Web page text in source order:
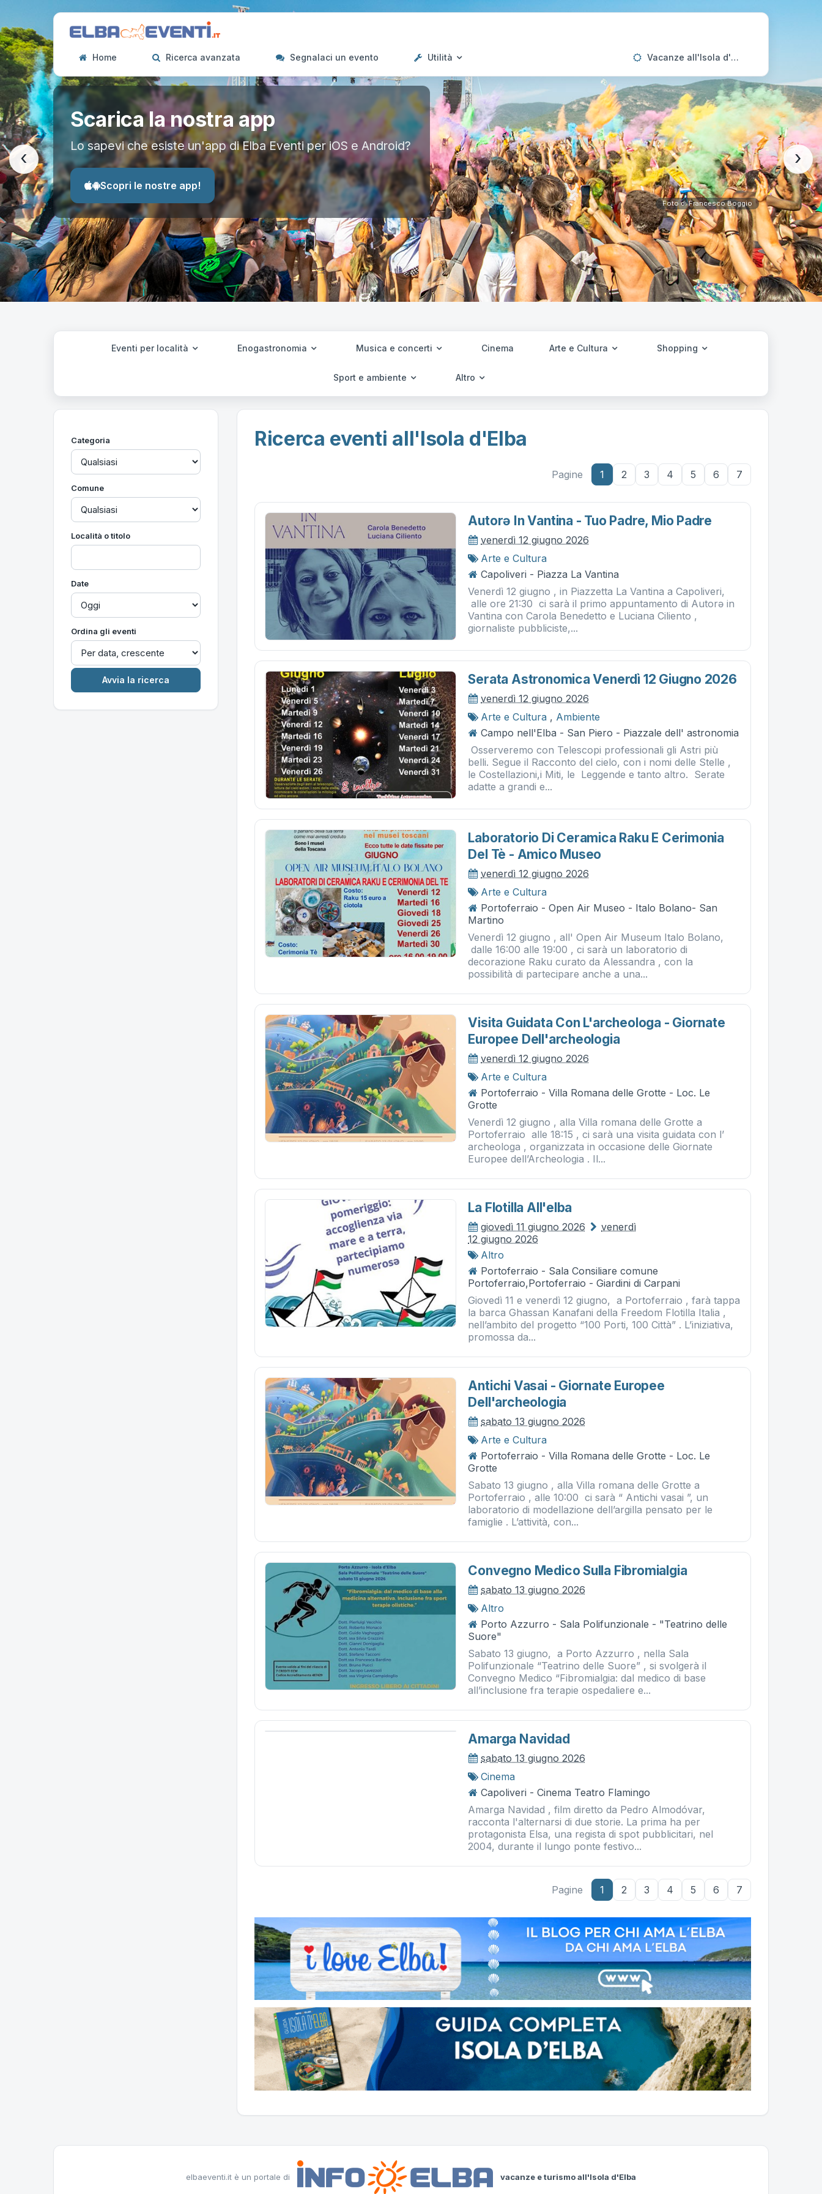
Home Ricerca avanzata Segnalaci un evento Utilità Vacanze all'Isola d'Elba
Scarica la nostra app
Lo sapevi che esiste un'app di Elba Eventi per iOS e Android?
Scopri le nostre app!
Foto di Francesco Boggio
‹ ›
Eventi per località Enogastronomia Musica e concerti Cinema Arte e Cultura Shopping
Sport e ambiente Altro
Categoria
Comune
Località o titolo
Date
Ordina gli eventi
Ricerca eventi all'Isola d'Elba
Pagine 1 2 3 4 5 6 7
Autorə In Vantina - Tuo Padre, Mio Padre
venerdì 12 giugno 2026
Arte e Cultura
Capoliveri - Piazza La Vantina
Venerdì 12 giugno , in Piazzetta La Vantina a Capoliveri,
alle ore 21:30 ci sarà il primo appuntamento di Autorə in
Vantina con Carola Benedetto e Luciana Ciliento ,
giornaliste pubbliciste,...
Serata Astronomica Venerdì 12 Giugno 2026
venerdì 12 giugno 2026
Arte e Cultura , Ambiente
Campo nell'Elba - San Piero - Piazzale dell' astronomia
Osserveremo con Telescopi professionali gli Astri più
belli. Segue il Racconto del cielo, con i nomi delle Stelle ,
le Costellazioni,i Miti, le Leggende e tanto altro. Serate
adatte a grandi e...
Laboratorio Di Ceramica Raku E Cerimonia
Del Tè - Amico Museo
venerdì 12 giugno 2026
Arte e Cultura
Portoferraio - Open Air Museo - Italo Bolano- San
Martino
Venerdì 12 giugno , all' Open Air Museum Italo Bolano,
dalle 16:00 alle 19:00 , ci sarà un laboratorio di
decorazione Raku curato da Alessandra , con la
possibilità di partecipare anche a una...
Visita Guidata Con L'archeologa - Giornate
Europee Dell'archeologia
venerdì 12 giugno 2026
Arte e Cultura
Portoferraio - Villa Romana delle Grotte - Loc. Le
Grotte
Venerdì 12 giugno , alla Villa romana delle Grotte a
Portoferraio alle 18:15 , ci sarà una visita guidata con l’
archeologa , organizzata in occasione delle Giornate
Europee dell’Archeologia . Il...
La Flotilla All'elba
giovedì 11 giugno 2026
venerdì
12 giugno 2026
Altro
Portoferraio - Sala Consiliare comune
Portoferraio,Portoferraio - Giardini di Carpani
Giovedì 11 e venerdì 12 giugno, a Portoferraio , farà tappa
la barca Ghassan Kanafani della Freedom Flotilla Italia ,
nell’ambito del progetto “100 Porti, 100 Città” . L’iniziativa,
promossa da...
Antichi Vasai - Giornate Europee
Dell'archeologia
sabato 13 giugno 2026
Arte e Cultura
Portoferraio - Villa Romana delle Grotte - Loc. Le
Grotte
Sabato 13 giugno , alla Villa romana delle Grotte a
Portoferraio , alle 10:00 ci sarà “ Antichi vasai ”, un
laboratorio di modellazione dell’argilla pensato per le
famiglie . L’attività, con...
Convegno Medico Sulla Fibromialgia
sabato 13 giugno 2026
Altro
Porto Azzurro - Sala Polifunzionale - "Teatrino delle
Suore"
Sabato 13 giugno, a Porto Azzurro , nella Sala
Polifunzionale “Teatrino delle Suore” , si svolgerà il
Convegno Medico “Fibromialgia: dal medico di base
all’inclusione fra terapie ospedaliere e...
Amarga Navidad
sabato 13 giugno 2026
Cinema
Capoliveri - Cinema Teatro Flamingo
Amarga Navidad , film diretto da Pedro Almodóvar,
racconta l'alternarsi di due storie. La prima ha per
protagonista Elsa, una regista di spot pubblicitari, nel
2004, durante il lungo ponte festivo...
Pagine 1 2 3 4 5 6 7
elbaeventi.it è un portale di vacanze e turismo all'Isola d'Elba